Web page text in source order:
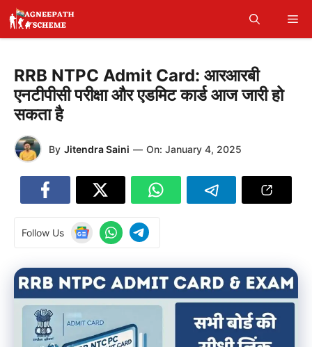
Skip
content
RRB NTPC Admit Card: आरआरबी
एनटीपीसी परीक्षा और एडमिट कार्ड आज जारी हो
सकता है
By Jitendra Saini — On: January 4, 2025
Follow Us